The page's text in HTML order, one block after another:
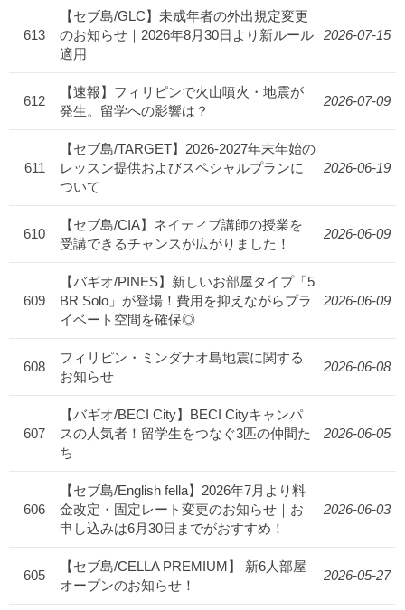
613
【セブ島/GLC】未成年者の外出規定変更
のお知らせ｜2026年8月30日より新ルール
適用
2026-07-15
612
【速報】フィリピンで火山噴火・地震が
発生。留学への影響は？
2026-07-09
611
【セブ島/TARGET】2026-2027年末年始の
レッスン提供およびスペシャルプランに
ついて
2026-06-19
610
【セブ島/CIA】ネイティブ講師の授業を
受講できるチャンスが広がりました！
2026-06-09
609
【バギオ/PINES】新しいお部屋タイプ「5
BR Solo」が登場！費用を抑えながらプラ
イベート空間を確保◎
2026-06-09
608
フィリピン・ミンダナオ島地震に関する
お知らせ
2026-06-08
607
【バギオ/BECI City】BECI Cityキャンパ
スの人気者！留学生をつなぐ3匹の仲間た
ち
2026-06-05
606
【セブ島/English fella】2026年7月より料
金改定・固定レート変更のお知らせ｜お
申し込みは6月30日までがおすすめ！
2026-06-03
605
【セブ島/CELLA PREMIUM】 新6人部屋
オープンのお知らせ！
2026-05-27